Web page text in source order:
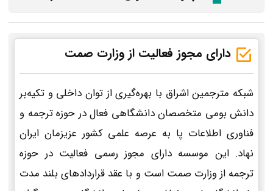
دارای مجوز فعالیت از وزارت صمت
شبکه مترجمین اشراق با بهره‌گیری از توان داخلی و تکیه‌بر
دانش بومی متخصصان دانشگاهی فعال در حوزه ترجمه و
فناوری اطلاعات پا به عرصه علمی کشور عزیزمان ایران
نهاد. این موسسه دارای مجوز رسمی فعالیت در حوزه
ترجمه از وزارت صمت است و با عقد قراردادهای بلند مدت